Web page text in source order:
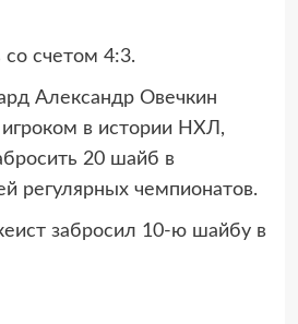
со счетом 4:3.
Александр Овечкин
в истории НХЛ,
20 шайб в
регулярных чемпионатов.
забросил 10-ю шайбу в